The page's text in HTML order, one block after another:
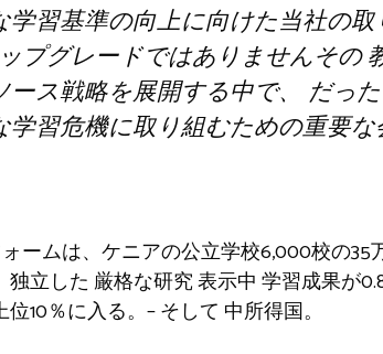
習基準の向上に向けた当社の
プグレードではありませんその
ス戦略を展開する中で、 だった
習危機に取り組むための重要
ームは、ケニアの公立学校6,000校の
独立した厳格な研究表示中 学習成果が
10％に入る。 –そして 中所得国。